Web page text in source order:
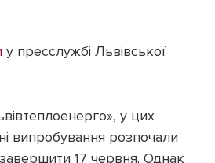
у пресслужбі Львівської
у цих
випробування розпочали
17 червня. Однак